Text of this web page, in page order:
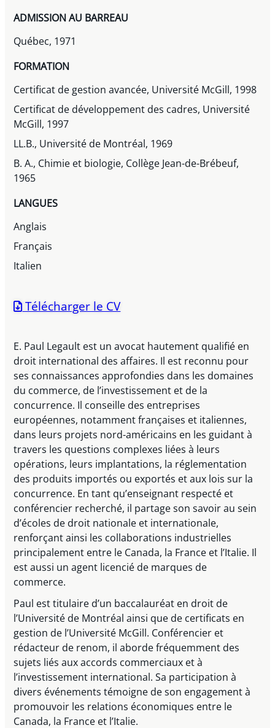
ADMISSION AU BARREAU
Québec, 1971
FORMATION
Certificat de gestion avancée, Université McGill, 1998
Certificat de développement des cadres, Université
McGill, 1997
LL.B., Université de Montréal, 1969
B. A., Chimie et biologie, Collège Jean-de-Brébeuf,
1965
LANGUES
Anglais
Français
Italien
Télécharger le CV
E. Paul Legault est un avocat hautement qualifié en
droit international des affaires. Il est reconnu pour
ses connaissances approfondies dans les domaines
du commerce, de l’investissement et de la
concurrence. Il conseille des entreprises
européennes, notamment françaises et italiennes,
dans leurs projets nord-américains en les guidant à
travers les questions complexes liées à leurs
opérations, leurs implantations, la réglementation
des produits importés ou exportés et aux lois sur la
concurrence. En tant qu’enseignant respecté et
conférencier recherché, il partage son savoir au sein
d’écoles de droit nationale et internationale,
renforçant ainsi les collaborations industrielles
principalement entre le Canada, la France et l’Italie. Il
est aussi un agent licencié de marques de
commerce.
Paul est titulaire d’un baccalauréat en droit de
l’Université de Montréal ainsi que de certificats en
gestion de l’Université McGill. Conférencier et
rédacteur de renom, il aborde fréquemment des
sujets liés aux accords commerciaux et à
l’investissement international. Sa participation à
divers événements témoigne de son engagement à
promouvoir les relations économiques entre le
Canada, la France et l’Italie.